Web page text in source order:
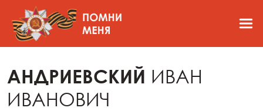
АНДРИЕВСКИЙ ИВАН
ИВАНОВИЧ